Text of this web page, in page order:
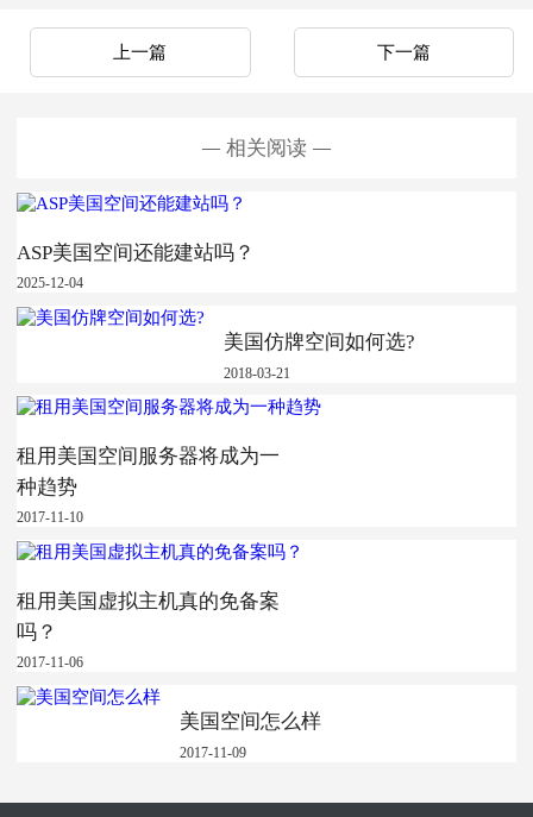
下一篇
上一篇
相关阅读
ASP美国空间还能建站吗？
2025-12-04
美国仿牌空间如何选?
2018-03-21
租用美国空间服务器将成为一
种趋势
2017-11-10
租用美国虚拟主机真的免备案
吗？
2017-11-06
美国空间怎么样
2017-11-09